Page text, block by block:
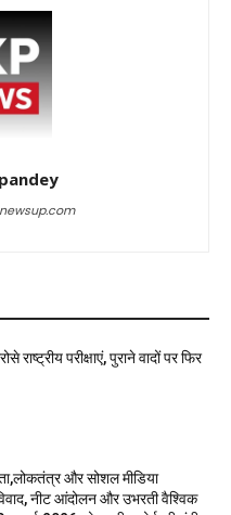
राष्ट्रीय परीक्षाएं, पुराने वादों पर फिर
और सोशल मीडिया
नीट आंदोलन और उभरती वैश्विक